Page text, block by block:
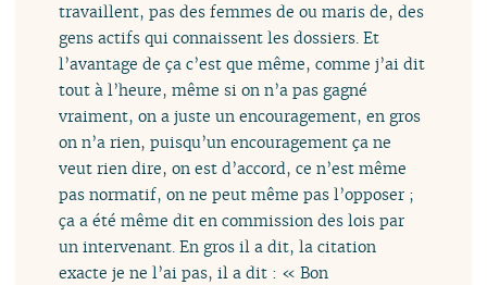
travaillent, pas des femmes de ou maris de, des
gens actifs qui connaissent les dossiers. Et
l’avantage de ça c’est que même, comme j’ai dit
tout à l’heure, même si on n’a pas gagné
vraiment, on a juste un encouragement, en gros
on n’a rien, puisqu’un encouragement ça ne
veut rien dire, on est d’accord, ce n’est même
pas normatif, on ne peut même pas l’opposer ;
ça a été même dit en commission des lois par
un intervenant. En gros il a dit, la citation
exacte je ne l’ai pas, il a dit : « Bon